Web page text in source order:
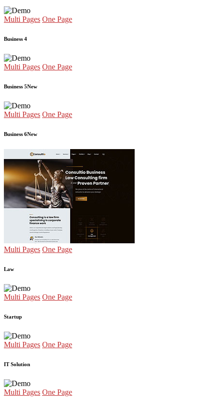
Multi Pages One Page
Business 4
Multi Pages One Page
Business 5New
Multi Pages One Page
Business 6New
Multi Pages One Page
Law
Multi Pages One Page
Startup
Multi Pages One Page
IT Solution
Multi Pages One Page